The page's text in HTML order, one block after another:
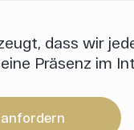
dass wir
Präsenz im